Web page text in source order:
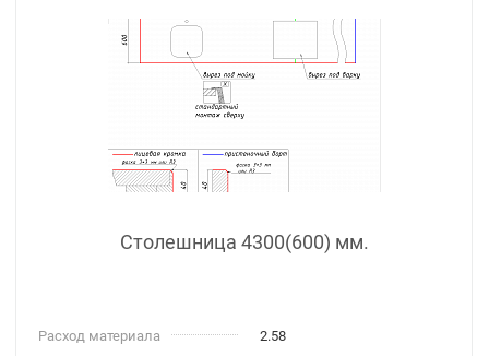
Столешница 4300(600) мм.
Расход материала 2.58